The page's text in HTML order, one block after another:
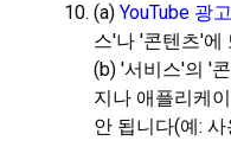
(a) YouTube 광고
스'나 '콘텐츠'에
(b) '서비스'의 '
지나 애플리케
안 됩니다(예: